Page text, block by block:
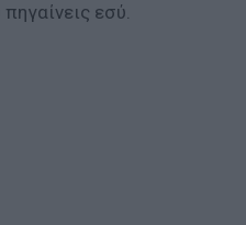
εσύ.